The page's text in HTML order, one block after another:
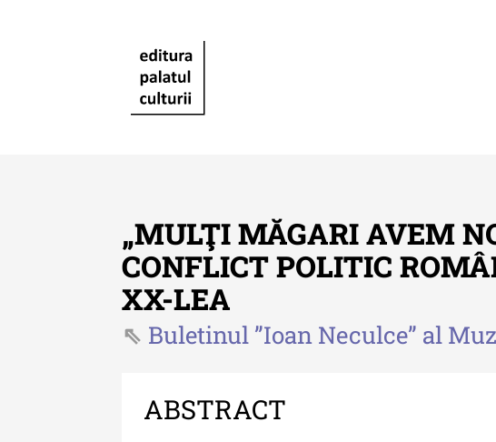
Revista "Cercetări istorice"
Revista "Cercetări istorice" -
Revista "Cercetări istorice" -
de
„MULŢI MĂGARI AVEM
CONFLICT POLITIC
XX-LEA
Buletinul ”Ioan Neculce” al
ABSTRACT